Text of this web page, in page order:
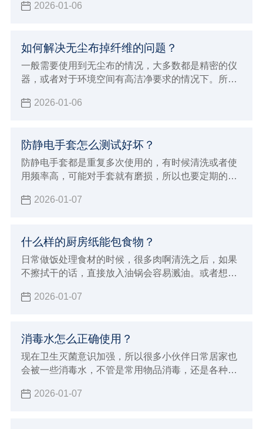
家一下，让大家对无尘布产品有个基本的认识和了
2026-01-06
如何解决无尘布掉纤维的问题？
一般需要使用到无尘布的情况，大多数都是精密的仪
器，或者对于环境空间有高洁净要求的情况下。所以
何解决无尘布掉纤维的问题？要想解决无尘布掉纤维
题。
2026-01-06
防静电手套怎么测试好坏？
防静电手套都是重复多次使用的，有时候清洗或者使
用频率高，可能对手套就有磨损，所以也要定期的进
好坏呢？小辉来分享一些简单的方法，以及测试标
2026-01-07
什么样的厨房纸能包食物？
日常做饭处理食材的时候，很多肉啊清洗之后，如果
不擦拭干的话，直接放入油锅会容易溅油。或者想要
那么就需要擦拭干净，但是什么样的厨房纸能包食物
2026-01-07
消毒水怎么正确使用？
现在卫生灭菌意识加强，所以很多小伙伴日常居家也
会被一些消毒水，不管是常用物品消毒，还是各种下
有危害的，下面小辉就来给大家讲讲消毒水怎么正确
2026-01-07